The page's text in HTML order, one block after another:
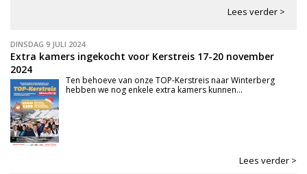
Lees verder >
DINSDAG 9 JULI 2024
Extra kamers ingekocht voor Kerstreis 17-20 november
2024
Ten behoeve van onze TOP-Kerstreis naar Winterberg
hebben we nog enkele extra kamers kunnen...
Lees verder >